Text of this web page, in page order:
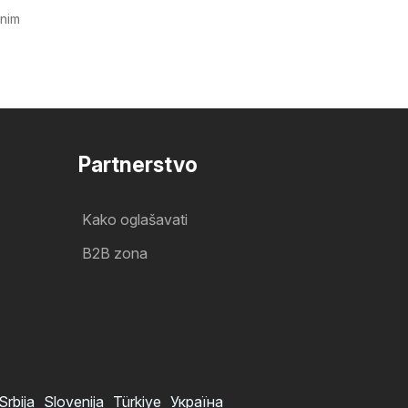
Partnerstvo
Kako oglašavati
B2B zona
Srbija Slovenija Türkiye Україна